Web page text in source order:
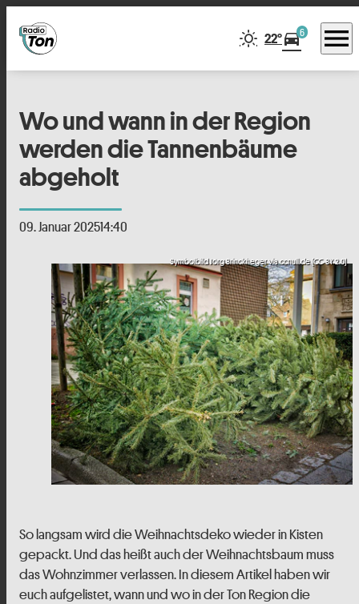
22°directions_car6 menu
Wo und wann in der Region
werden die Tannenbäume
abgeholt
09. Januar 202514:40
Symbolbild Jörg Brinckheger via ccnull.de (CC-BY 2.0)
So langsam wird die Weihnachtsdeko wieder in Kisten
gepackt. Und das heißt auch der Weihnachtsbaum muss
das Wohnzimmer verlassen. In diesem Artikel haben wir
euch aufgelistet, wann und wo in der Ton Region die